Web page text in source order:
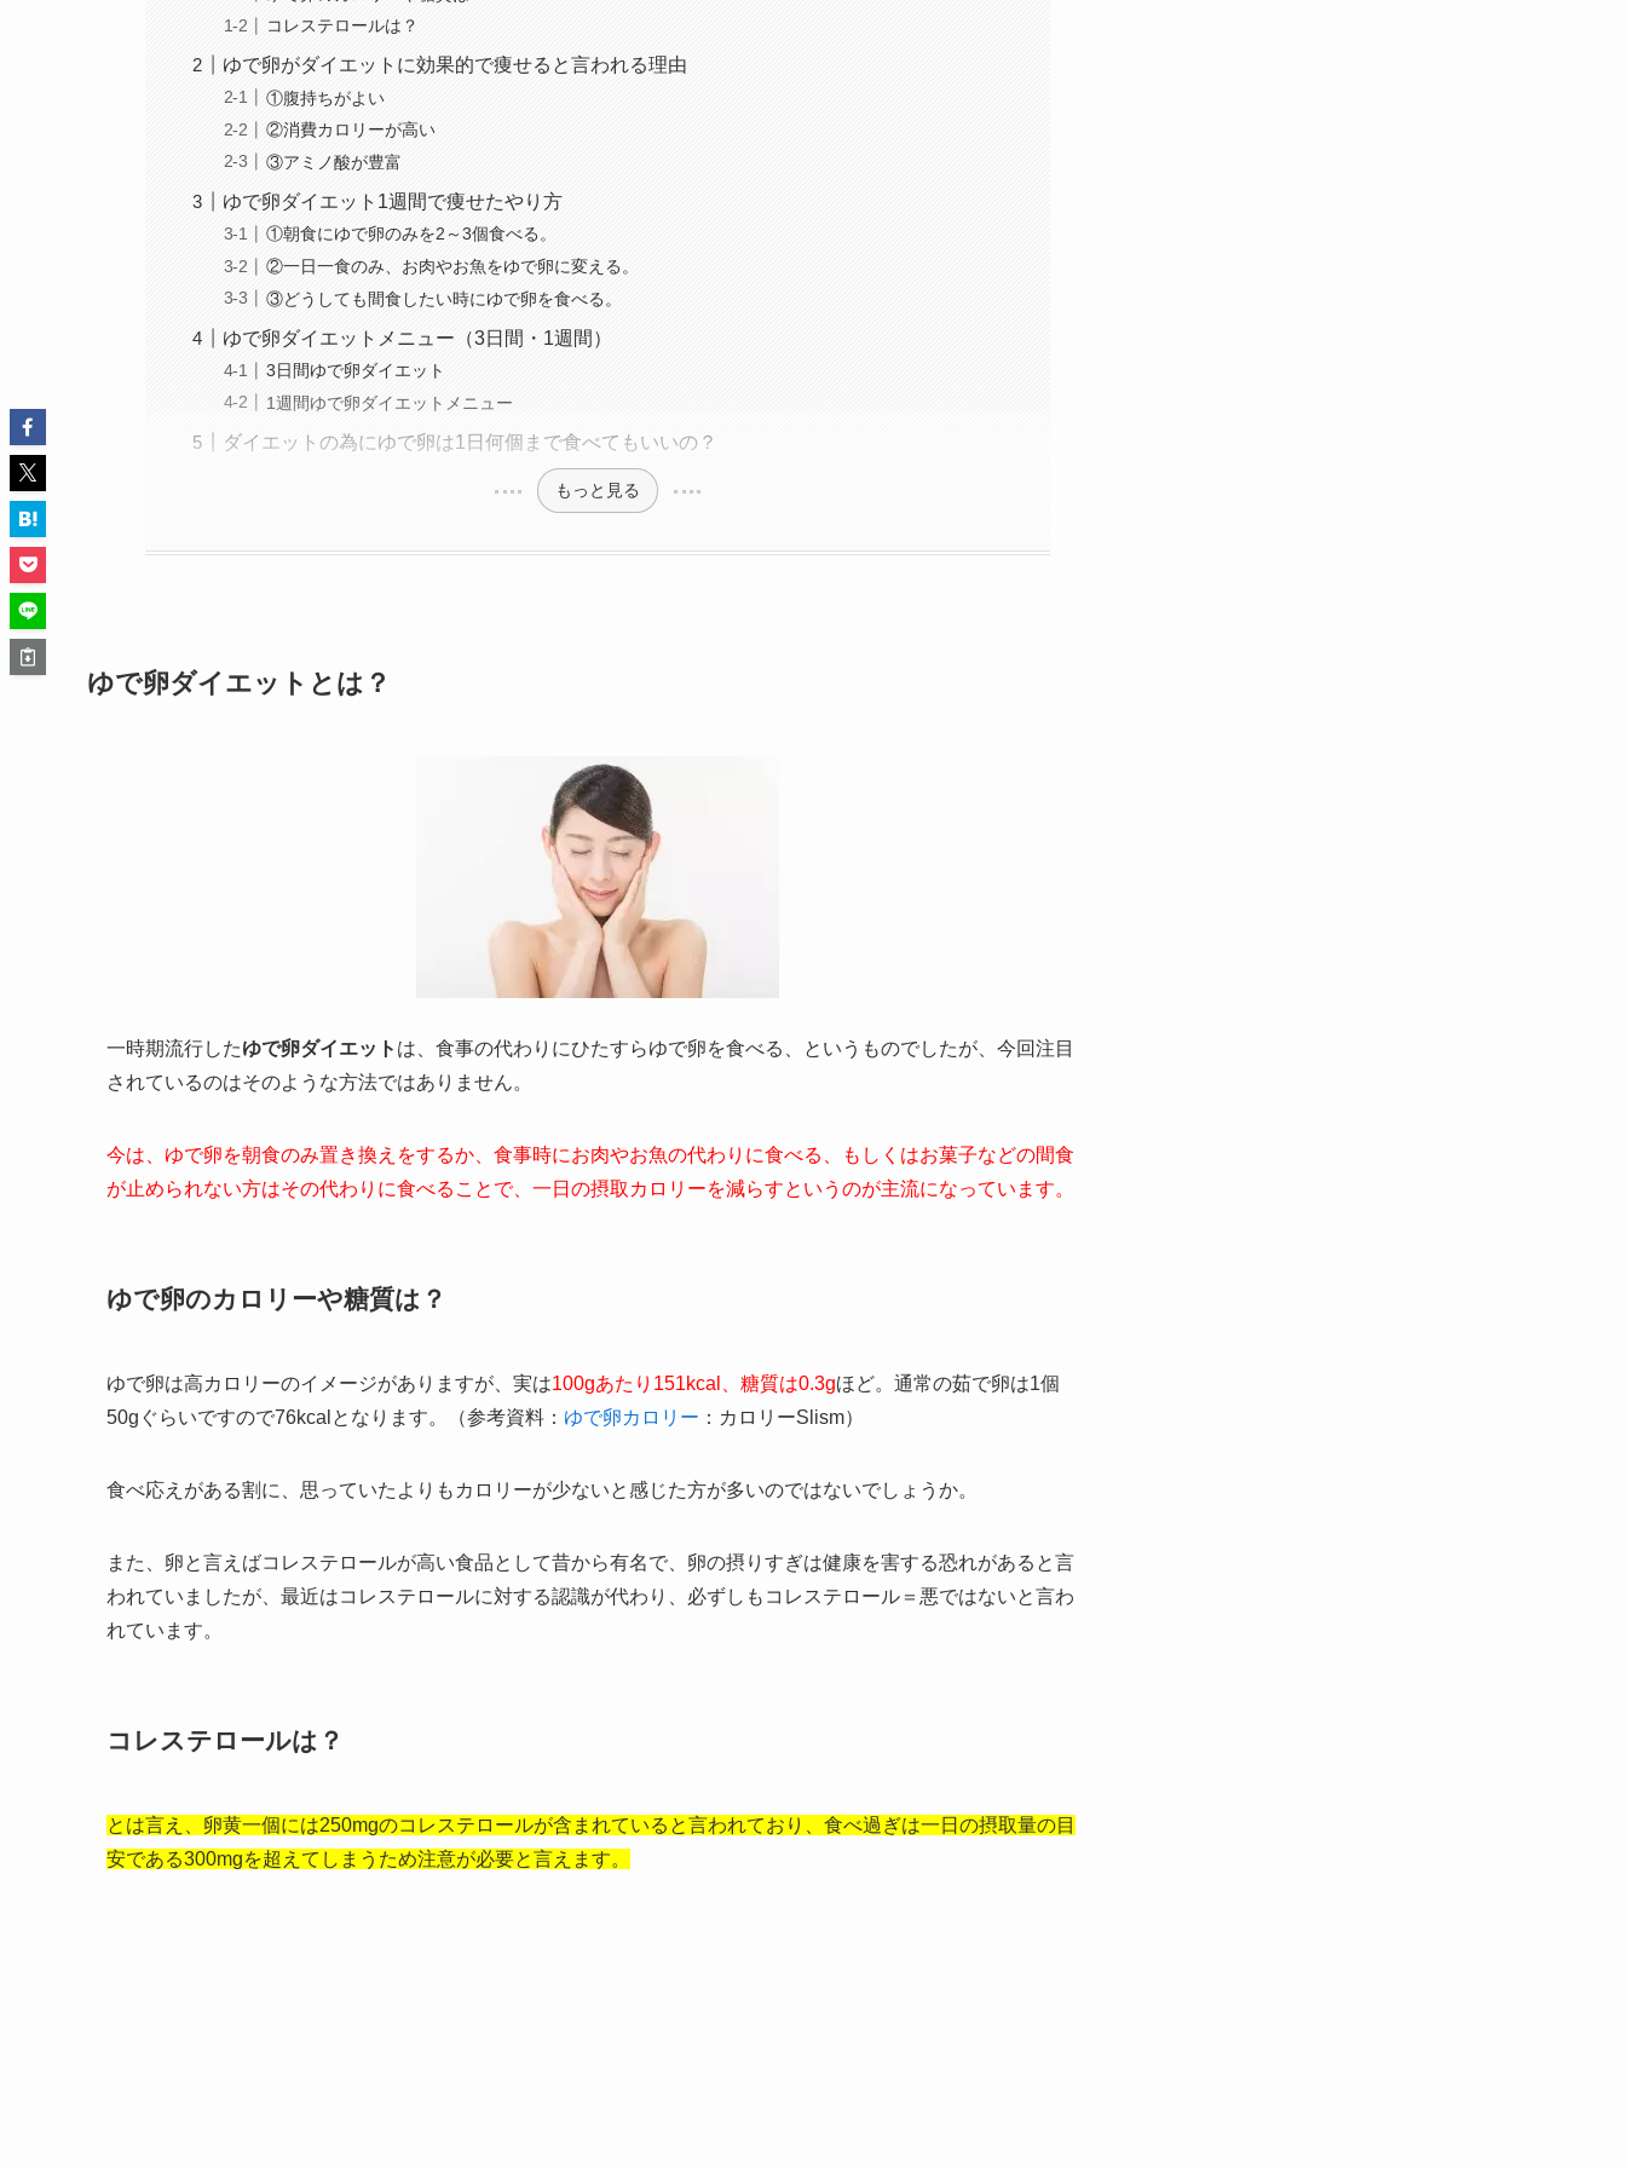
コレステロールは？
ゆで卵がダイエットに効果的で痩せると言われる理由
①腹持ちがよい
②消費カロリーが高い
③アミノ酸が豊富
ゆで卵ダイエット1週間で痩せたやり方
①朝食にゆで卵のみを2～3個食べる。
②一日一食のみ、お肉やお魚をゆで卵に変える。
③どうしても間食したい時にゆで卵を食べる。
ゆで卵ダイエットメニュー（3日間・1週間）
3日間ゆで卵ダイエット
1週間ゆで卵ダイエットメニュー
ダイエットの為にゆで卵は1日何個まで食べてもいいの？
もっと見る
ゆで卵ダイエットとは？
一時期流行したゆで卵ダイエット は、食事の代わりにひたすらゆで卵を食べる、というものでしたが、今回注目
されているのはそのような方法ではありません。
今は、ゆで卵を朝食のみ置き換えをするか、食事時にお肉やお魚の代わりに食べる、もしくはお菓子などの間食
が止められない方はその代わりに食べることで、一日の摂取カロリーを減らすというのが主流になっています。
ゆで卵のカロリーや糖質は？
ゆで卵は高カロリーのイメージがありますが、実は100gあたり151kcal、糖質は0.3gほど。通常の茹で卵は1個
50gぐらいですので76kcalとなります。（参考資料： ゆで卵カロリー ：カロリーSlism）
食べ応えがある割に、思っていたよりもカロリーが少ないと感じた方が多いのではないでしょうか。
また、卵と言えばコレステロールが高い食品として昔から有名で、卵の摂りすぎは健康を害する恐れがあると言
われていましたが、最近はコレステロールに対する認識が代わり、必ずしもコレステロール＝悪ではないと言わ
れています。
コレステロールは？
とは言え、卵黄一個には250mgのコレステロールが含まれていると言われており、食べ過ぎは一日の摂取量の目
安である300mgを超えてしまうため注意が必要と言えます。